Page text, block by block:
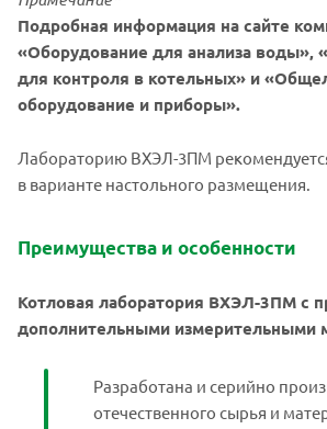
Подробная информация на сайте
«Оборудование для анализа воды»,
для контроля в котельных» и
оборудование и приборы».
Лабораторию ВХЭЛ-3ПМ
в варианте настольного размещения.
Преимущества и особенности
Котловая лаборатория ВХЭЛ-3ПМ с
дополнительными измерительными
Разработана и серийно
отечественного сырья и